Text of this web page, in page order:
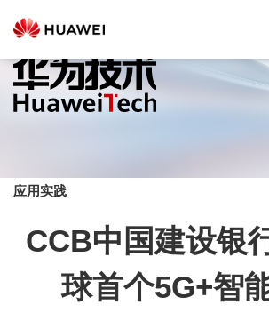
应用实践
CCB中国建设银
球首个5G+智